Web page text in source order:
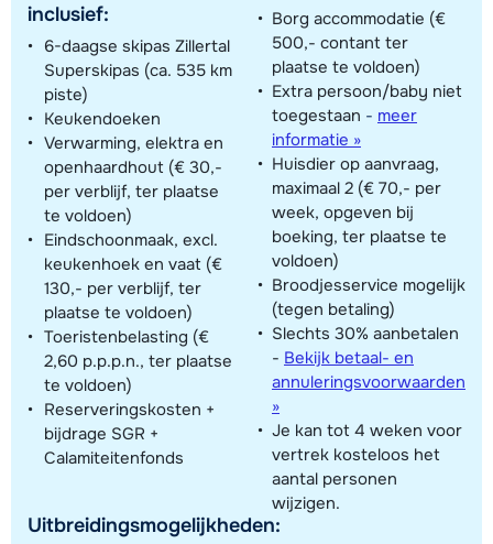
inclusief:
6-daagse skipas Zillertal
Superskipas (ca. 535 km
piste)
Keukendoeken
Verwarming, elektra en
openhaardhout (€ 30,-
per verblijf, ter plaatse
te voldoen)
Eindschoonmaak, excl.
keukenhoek en vaat (€
130,- per verblijf, ter
plaatse te voldoen)
Toeristenbelasting (€
2,60 p.p.p.n., ter plaatse
te voldoen)
Reserveringskosten +
bijdrage SGR +
Calamiteitenfonds
Uitbreidingsmogelijkheden:
Borg accommodatie (€
500,- contant ter
plaatse te voldoen)
Extra persoon/baby niet
toegestaan - meer
informatie »
Huisdier op aanvraag,
maximaal 2 (€ 70,- per
week, opgeven bij
boeking, ter plaatse te
voldoen)
Broodjesservice mogelijk
(tegen betaling)
Slechts 30% aanbetalen
- Bekijk betaal- en
annuleringsvoorwaarden
»
Je kan tot 4 weken voor
vertrek kosteloos het
aantal personen
wijzigen.